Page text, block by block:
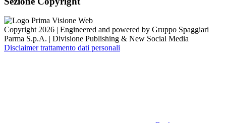
Copyright 2026 | Engineered and powered by Gruppo Spaggiari
Parma S.p.A. | Divisione Publishing & New Social Media
Disclaimer trattamento dati personali